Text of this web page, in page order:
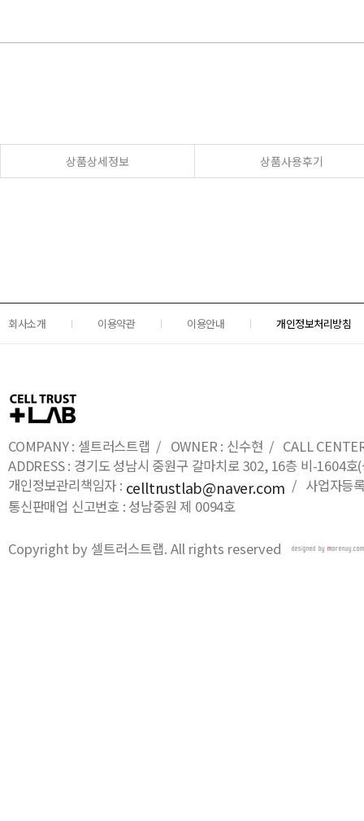
상품상세정보 상품사용후기
회사소개 이용약관 이용안내 개인정보처리방침
COMPANY : 셀트러스트랩 / OWNER : 신수현 / CALL
ADDRESS : 경기도 성남시 중원구 갈마치로 302, 16층 비-1604
개인정보관리책임자 : celltrustlab@naver.com / 사업자등
통신판매업 신고번호 : 성남중원 제 0094호
Copyright by 셀트러스트랩. All rights reserved